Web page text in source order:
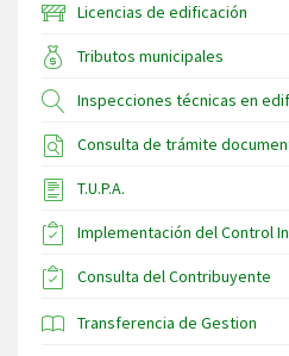
Licencias de edificación
Tributos municipales
Inspecciones técnicas en
Consulta de trámite
T.U.P.A.
Implementación del Control
Consulta del Contribuyente
Transferencia de Gestion